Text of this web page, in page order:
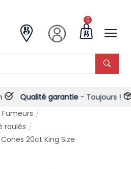
0
Qualité garantie- Toujours !
/
roulés /
20ct King Size